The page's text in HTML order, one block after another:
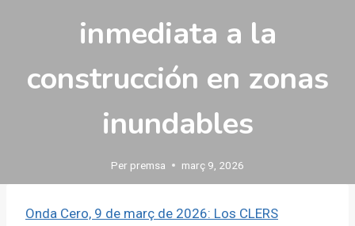
inmediata a la
construcción en zonas
inundables
Per premsa març 9, 2026
Onda Cero, 9 de març de 2026: Los CLERS